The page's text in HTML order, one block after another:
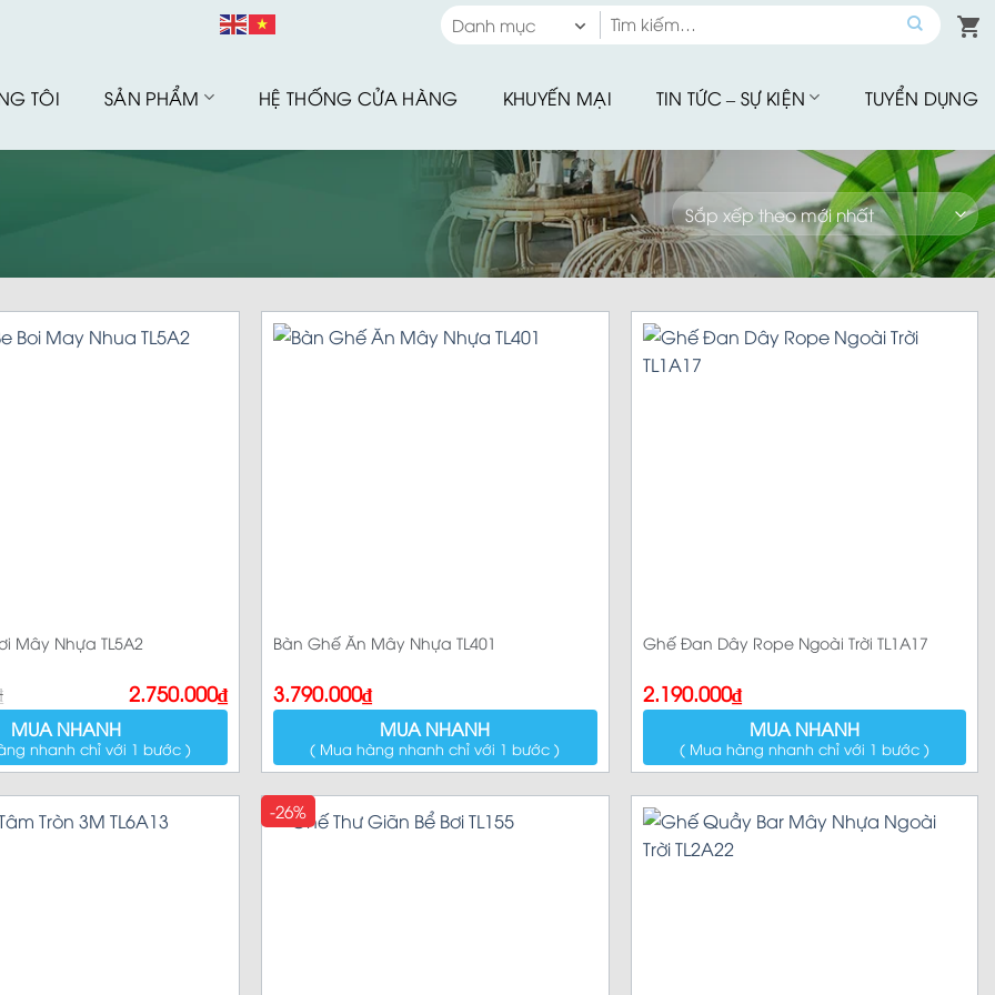
Danh mục
Bàn Ghế Quầy Bar
Bàn Ghế Sân Vườn
Bộ Sưu Tập
Bàn Ghế Ăn Ngoài Trời
Sofa Mây Nhựa
Bàn Ghế Cafe
Tìm
kiếm:
TÔI SẢN PHẨM HỆ THỐNG CỬA HÀNG KHUYẾN MẠI TIN TỨC – SỰ KIỆN TUYỂN DỤNG
Mây Nhựa TL5A2
2.750.000₫
MUA NHANH
nhanh chỉ với 1 bước )
Bàn Ghế Ăn Mây Nhựa TL401
3.790.000₫
MUA NHANH
( Mua hàng nhanh chỉ với 1 bước )
Ghế Đan Dây Rope Ngoài Trời TL1A17
2.190.000₫
MUA NHANH
( Mua hàng nhanh chỉ với 1 bước )
-26%